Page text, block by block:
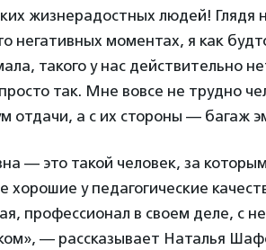
жизнерадостных людей! Глядя
негативных моментах, я как
такого у нас действительно
так. Мне вовсе не трудно
отдачи, а с их стороны — багаж
— это такой человек, за
хорошие у педагогические
профессионал в своем деле, с
— рассказывает Наталья